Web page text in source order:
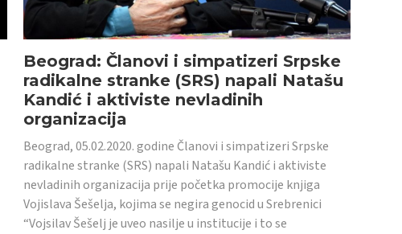
Beograd: Članovi i simpatizeri Srpske
radikalne stranke (SRS) napali Natašu
Kandić i aktiviste nevladinih
organizacija
Beograd, 05.02.2020. godine Članovi i simpatizeri Srpske
radikalne stranke (SRS) napali Natašu Kandić i aktiviste
nevladinih organizacija prije početka promocije knjiga
Vojislava Šešelja, kojima se negira genocid u Srebrenici
“Vojsilav Šešelj je uveo nasilje u institucije i to se